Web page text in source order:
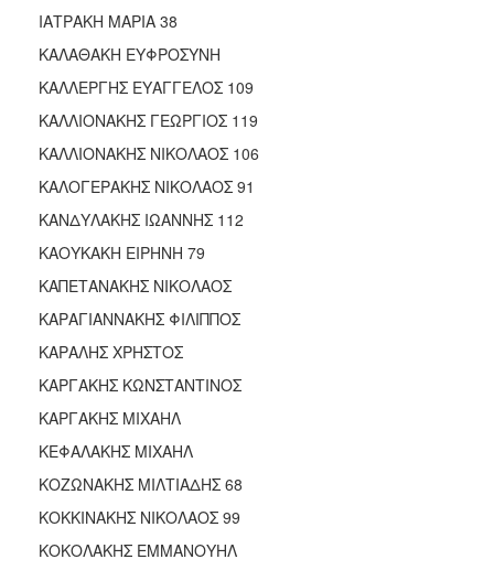
ΙΑΤΡΑΚΗ ΜΑΡΙΑ 38
ΚΑΛΑΘΑΚΗ ΕΥΦΡΟΣΥΝΗ
ΚΑΛΛΕΡΓΗΣ ΕΥΑΓΓΕΛΟΣ 109
ΚΑΛΛΙΟΝΑΚΗΣ ΓΕΩΡΓΙΟΣ 119
ΚΑΛΛΙΟΝΑΚΗΣ ΝΙΚΟΛΑΟΣ 106
ΚΑΛΟΓΕΡΑΚΗΣ ΝΙΚΟΛΑΟΣ 91
ΚΑΝΔΥΛΑΚΗΣ ΙΩΑΝΝΗΣ 112
ΚΑΟΥΚΑΚΗ ΕΙΡΗΝΗ 79
ΚΑΠΕΤΑΝΑΚΗΣ ΝΙΚΟΛΑΟΣ
ΚΑΡΑΓΙΑΝΝΑΚΗΣ ΦΙΛΙΠΠΟΣ
ΚΑΡΑΛΗΣ ΧΡΗΣΤΟΣ
ΚΑΡΓΑΚΗΣ ΚΩΝΣΤΑΝΤΙΝΟΣ
ΚΑΡΓΑΚΗΣ ΜΙΧΑΗΛ
ΚΕΦΑΛΑΚΗΣ ΜΙΧΑΗΛ
ΚΟΖΩΝΑΚΗΣ ΜΙΛΤΙΑΔΗΣ 68
ΚΟΚΚΙΝΑΚΗΣ ΝΙΚΟΛΑΟΣ 99
ΚΟΚΟΛΑΚΗΣ ΕΜΜΑΝΟΥΗΛ